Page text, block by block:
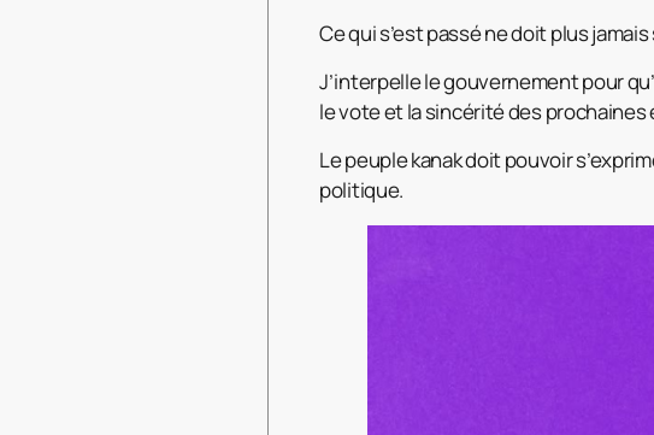
Ce qui s’est passé ne doit plus
J’interpelle le gouvernement pour
le vote et la sincérité des
Le peuple kanak doit pouvoir
politique.